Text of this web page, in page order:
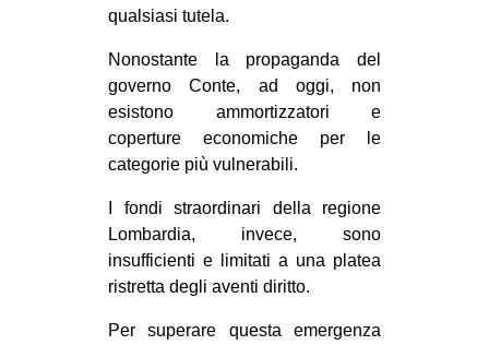
GENERI
MIGRAZIONI
PRECARIATO
REPRESSIONE
STUDENTI
CULTURE
ARTE
CINEMA
MANIFESTI
qualsiasi tutela.
Nonostante la propaganda del
governo Conte, ad oggi, non
esistono ammortizzatori e
coperture economiche per le
categorie più vulnerabili.
I fondi straordinari della regione
Lombardia, invece, sono
insufficienti e limitati a una platea
ristretta degli aventi diritto.
Per superare questa emergenza